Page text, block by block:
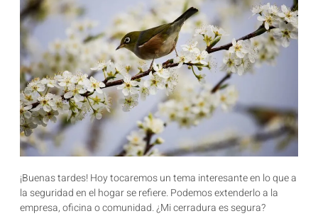
¡Buenas tardes! Hoy tocaremos un tema interesante en lo que a
la seguridad en el hogar se refiere. Podemos extenderlo a la
empresa, oficina o comunidad. ¿Mi cerradura es segura?